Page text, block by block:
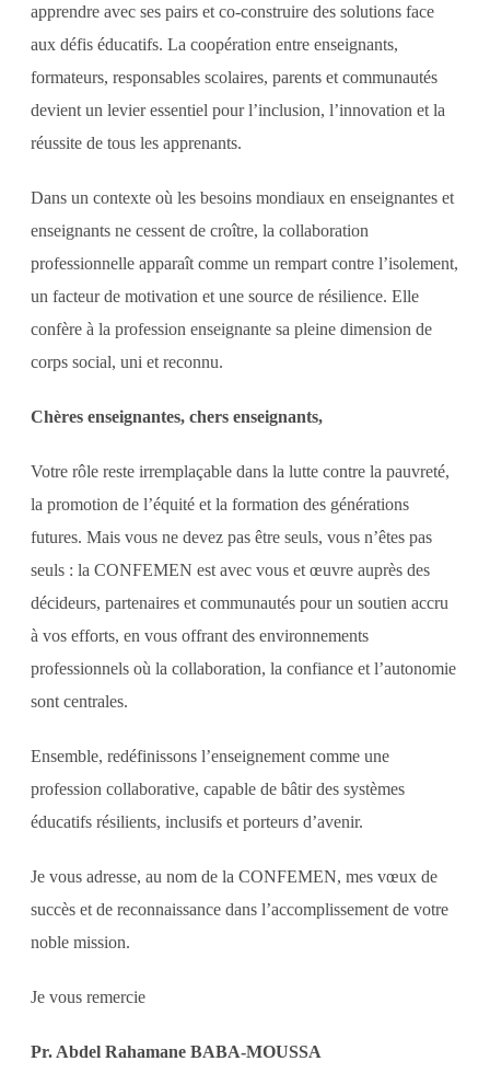
apprendre avec ses pairs et co-construire des solutions face
aux défis éducatifs. La coopération entre enseignants,
formateurs, responsables scolaires, parents et communautés
devient un levier essentiel pour l’inclusion, l’innovation et la
réussite de tous les apprenants.
Dans un contexte où les besoins mondiaux en enseignantes et
enseignants ne cessent de croître, la collaboration
professionnelle apparaît comme un rempart contre l’isolement,
un facteur de motivation et une source de résilience. Elle
confère à la profession enseignante sa pleine dimension de
corps social, uni et reconnu.
Chères enseignantes, chers enseignants,
Votre rôle reste irremplaçable dans la lutte contre la pauvreté,
la promotion de l’équité et la formation des générations
futures. Mais vous ne devez pas être seuls, vous n’êtes pas
seuls : la CONFEMEN est avec vous et œuvre auprès des
décideurs, partenaires et communautés pour un soutien accru
à vos efforts, en vous offrant des environnements
professionnels où la collaboration, la confiance et l’autonomie
sont centrales.
Ensemble, redéfinissons l’enseignement comme une
profession collaborative, capable de bâtir des systèmes
éducatifs résilients, inclusifs et porteurs d’avenir.
Je vous adresse, au nom de la CONFEMEN, mes vœux de
succès et de reconnaissance dans l’accomplissement de votre
noble mission.
Je vous remercie
Pr. Abdel Rahamane BABA-MOUSSA